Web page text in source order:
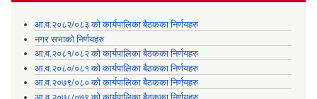
आ.व.२०८२/०८३ को कार्यपालिका बैठकका निर्णयहरु
नगर सभाको निर्णयहरु
आ.व.२०८१/०८२ को कार्यपालिका बैठकका निर्णयहरु
आ.व.२०८०/०८१ को कार्यपालिका बैठकका निर्णयहरु
आ.व.२०७९/०८० को कार्यपालिका बैठकका निर्णयहरु